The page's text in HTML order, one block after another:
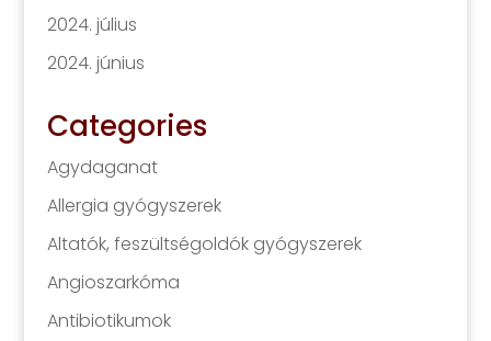
2024. július
2024. június
Categories
Agydaganat
Allergia gyógyszerek
Altatók, feszültségoldók gyógyszerek
Angioszarkóma
Antibiotikumok